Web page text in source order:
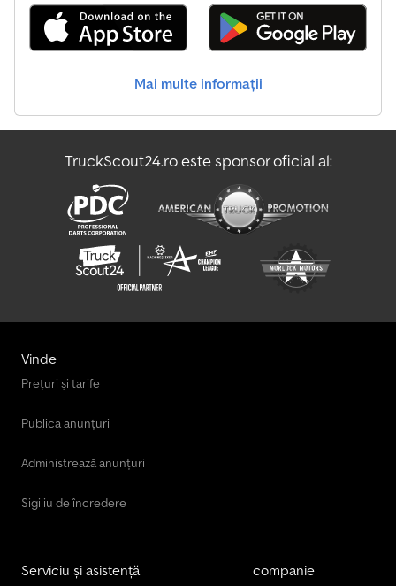
Mai multe informații
TruckScout24.ro este sponsor oficial al:
Vinde
Prețuri și tarife
Publica anunțuri
Administrează anunțuri
Sigiliu de încredere
Serviciu și asistență companie